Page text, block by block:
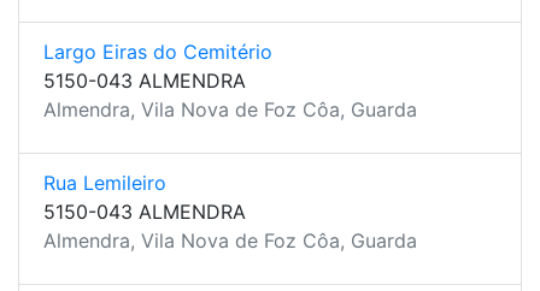
Largo Eiras do Cemitério
5150-043 ALMENDRA
Almendra, Vila Nova de Foz Côa, Guarda
Rua Lemileiro
5150-043 ALMENDRA
Almendra, Vila Nova de Foz Côa, Guarda